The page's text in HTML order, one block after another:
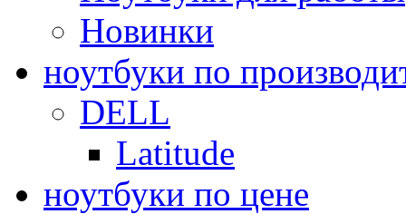
Новинки
ноутбуки по
DELL
Latitude
ноутбуки по цене